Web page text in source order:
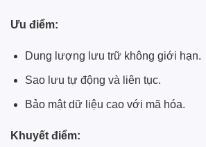
Ưu điểm:
Dung lượng lưu trữ không giới hạn.
Sao lưu tự động và liên tục.
Bảo mật dữ liệu cao với mã hóa.
Khuyết điểm: